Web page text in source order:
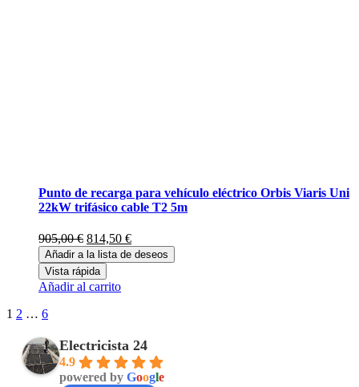
Punto de recarga para vehículo eléctrico Orbis Viaris Uni
22kW trifásico cable T2 5m
905,00€ El
precio
original
era:
905,00 €.
814,50 €El
precio
actual
Añadir a la lista de deseos
Vista rápida
Añadir al carrito
1 2 … 6
Electricista 24
4.9
powered by Google